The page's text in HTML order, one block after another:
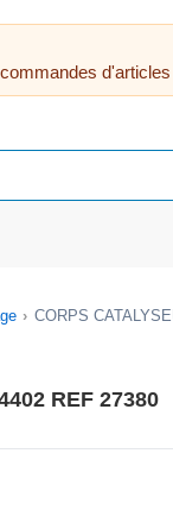
CORPS
REF 27380